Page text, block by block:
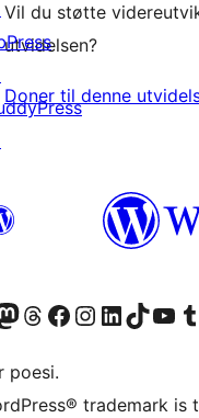
Vil du støtte
utvidelsen?
Doner til denne
account
vår Mastodon-konto
Visit our Threads account
Besøk vår Facebook-sideBesøk vår Instagram-konto
Besøk vår LinkedIn-konto
Visit our TikTok
Visit our
poesi.
trademark